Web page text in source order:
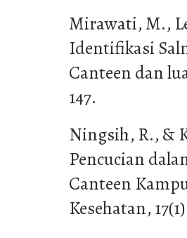
Mirawati, M.,
Identifikasi
Canteen dan
147.
Ningsih, R., &
Pencucian
Canteen
Kesehatan,